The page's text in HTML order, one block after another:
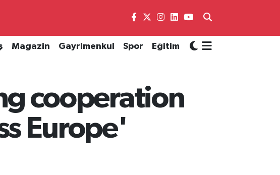
Magazin Gayrimenkul Spor Eğitim
cooperation
Europe'